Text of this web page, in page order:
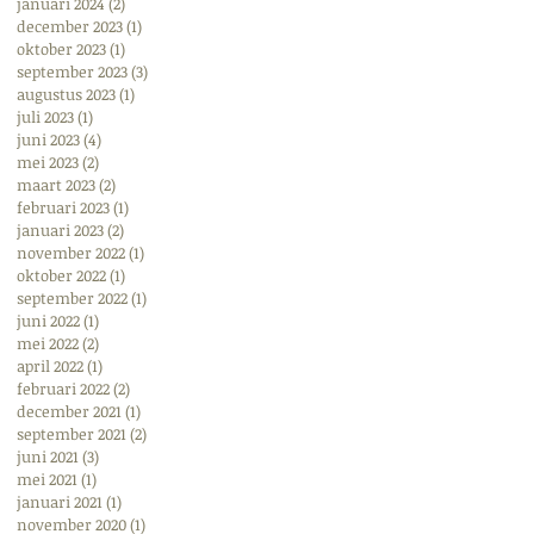
december 2023(1)
oktober 2023(1)
september 2023(3)
augustus 2023(1)
juli 2023(1)
juni 2023(4)
mei 2023(2)
maart 2023(2)
februari 2023(1)
januari 2023(2)
november 2022(1)
oktober 2022(1)
september 2022(1)
juni 2022(1)
mei 2022(2)
april 2022(1)
februari 2022(2)
december 2021(1)
september 2021(2)
juni 2021(3)
mei 2021(1)
januari 2021(1)
november 2020(1)